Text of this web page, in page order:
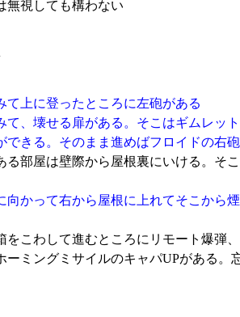
無視しても構わない
て上に登ったところに左砲がある
て、壊せる扉がある。そこはギムレッ
できる。そのまま進めばフロイドの右
る部屋は壁際から屋根裏にいける。そ
向かって右から屋根に上れてそこから
をこわして進むところにリモート爆弾
ーミングミサイルのキャパUPがある。